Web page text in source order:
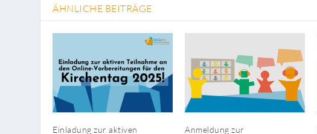
ÄHNLICHE BEITRÄGE
Einladung zur aktiven
Anmeldung zur